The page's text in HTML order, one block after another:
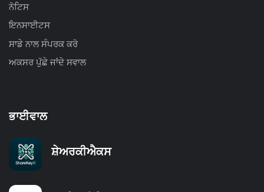
ਨੋਟਿਸ
ਇਨਸਾਈਟਸ
ਸਾਡੇ ਨਾਲ ਸੰਪਰਕ ਕਰੋ
ਅਕਸਰ ਪੁੱਛੇ ਜਾਂਦੇ ਸਵਾਲ
ਭਾਈਵਾਲ
ਸ਼ੇਅਰਕੀਐਕਸ